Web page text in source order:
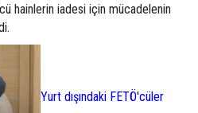
hainlerin iadesi için mücadelenin
Yurt dışındaki FETÖ'cüler